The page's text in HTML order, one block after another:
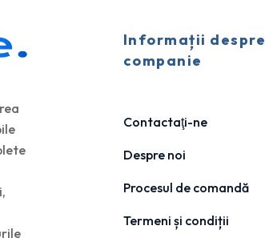
Informații despre
companie
Contactaţi-ne
Despre noi
Procesul de comandă
Termeni și condiții